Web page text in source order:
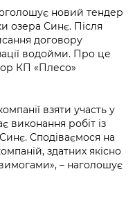
КМВА
та
від
/
/
новий тендер
озера Синє. Після
договору
водойми. Про це
КП «Плесо»
взяти участь у
виконання робіт із
Сподіваємося на
здатних якісно
– наголошує